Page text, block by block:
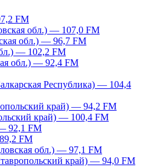
FM
обл.) — 107,0 FM
обл.) — 96,7 FM
— 102,2 FM
обл.) — 92,4 FM
Республика) — 104,4
край) — 94,2 FM
край) — 100,4 FM
92,1 FM
FM
обл.) — 97,1 FM
край) — 94,0 FM